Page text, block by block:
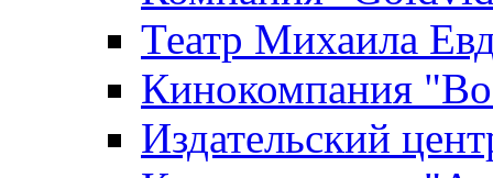
Театр Михаила
Кинокомпания
Издательский